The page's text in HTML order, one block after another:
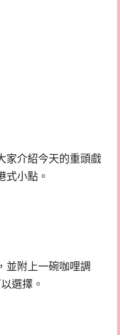
家介紹今天的重頭戲
式小點。
並附上一碗咖哩調
選擇。